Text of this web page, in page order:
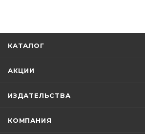
КАТАЛОГ
АКЦИИ
ИЗДАТЕЛЬСТВА
КОМПАНИЯ